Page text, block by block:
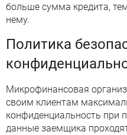
больше сумма кредита,
нему.
Политика
Микрофинансовая
своим клиентам
конфиденциальность при
данные заемщика